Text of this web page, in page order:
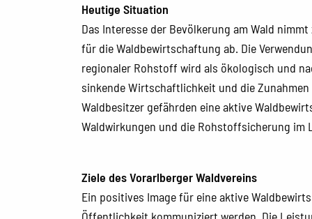
Heutige Situation
Das Interesse der Bevölkerung am Wald
für die Waldbewirtschaftung ab. Die
regionaler Rohstoff wird als ökologisch und
sinkende Wirtschaftlichkeit und die Zunahmen
Waldbesitzer gefährden eine aktive
Waldwirkungen und die Rohstoffsicherung im
Ziele des Vorarlberger Waldvereins
Ein positives Image für eine aktive
Öffentlichkeit kommuniziert werden. Die